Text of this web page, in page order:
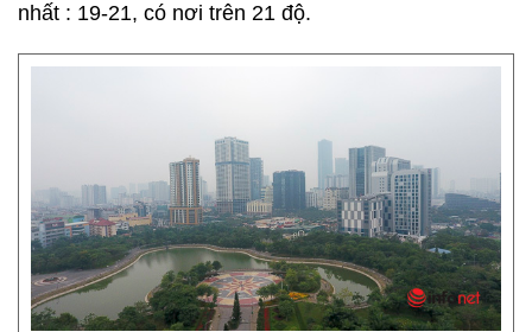
nhất : 19-21, có nơi trên 21 độ.